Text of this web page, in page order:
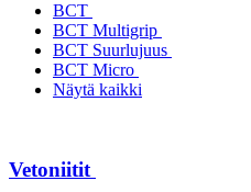
BCT
BCT Multigrip
BCT Suurlujuus
BCT Micro
Näytä kaikki
Vetoniitit